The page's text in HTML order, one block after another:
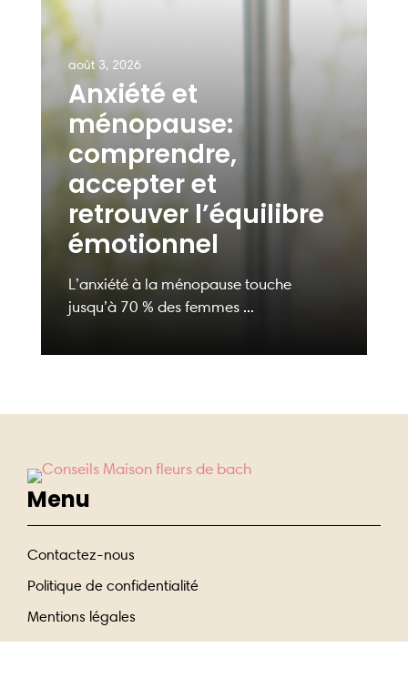
août 3, 2026
Anxiété et
ménopause:
comprendre,
accepter et
retrouver l’équilibre
émotionnel
L’anxiété à la ménopause touche
jusqu’à 70 % des femmes ...
Menu
Contactez-nous
Politique de confidentialité
Mentions légales